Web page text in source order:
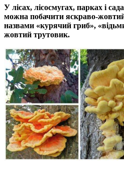
У лісах, лісосмугах, парках і
можна побачити яскраво-
назвами «курячий гриб»,
жовтий трутовик.